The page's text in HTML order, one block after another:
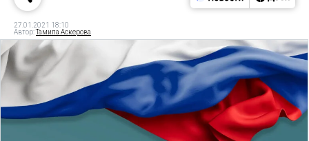
27.01.2021 18:10
Автор:Тамила Аскерова